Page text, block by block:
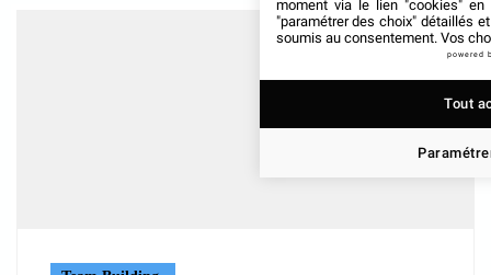
moment via le lien "cookies" en
"paramétrer des choix" détaillés
soumis au consentement. Vos
powered
Tout